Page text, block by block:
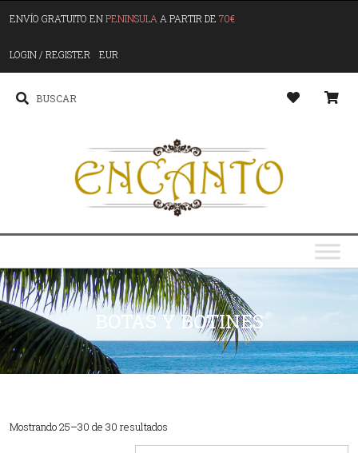
ENVÍO GRATUITO ENPENINSULA A PARTIR DE 70€
LOGIN / REGISTER EUR
BOTAS Y BOTINES
Mostrando 25–30 de 30 resultados